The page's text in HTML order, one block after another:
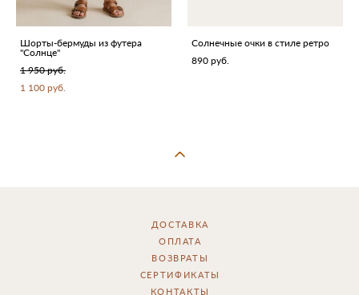
Шорты-бермуды из футера
"Солнце"
1 950 pуб.
1 100 pуб.
Солнечные очки в стиле ретро
890 pуб.
ДОСТАВКА
ОПЛАТА
ВОЗВРАТЫ
СЕРТИФИКАТЫ
КОНТАКТЫ